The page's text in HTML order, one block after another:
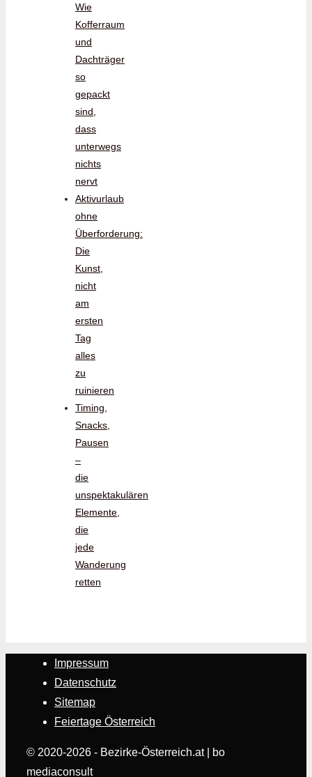
Wie
Kofferraum
und
Dachträger
so
gepackt
sind,
dass
unterwegs
nichts
nervt
Aktivurlaub
ohne
Überforderung:
Die
Kunst,
nicht
am
ersten
Tag
alles
zu
ruinieren
Timing,
Snacks,
Pausen
–
die
unspektakulären
Elemente,
die
jede
Wanderung
retten
Impressum
Datenschutz
Sitemap
Feiertage Österreich
© 2020-2026 - Bezirke-Österreich.at | bo
mediaconsult